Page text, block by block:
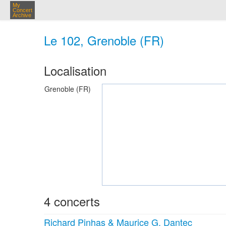
My
Concert
Archive
Le 102, Grenoble (FR)
Localisation
Grenoble (FR)
4 concerts
Richard Pinhas & Maurice G. Dantec